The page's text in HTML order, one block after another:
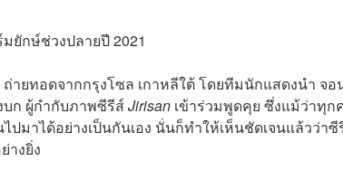
ยักษ์ช่วงปลายปี 2021
ถ่ายทอดจากกรุงโซล เกาหลีใต้ โดยทีมนักแสดงนำ จอ
บก ผู้กำกับภาพซีรีส์Jirisan เข้าร่วมพูดคุย ซึ่งแม้ว่าทุก
ปมาได้อย่างเป็นกันเอง นั่นก็ทำให้เห็นชัดเจนแล้วว่าซี
างยิ่ง